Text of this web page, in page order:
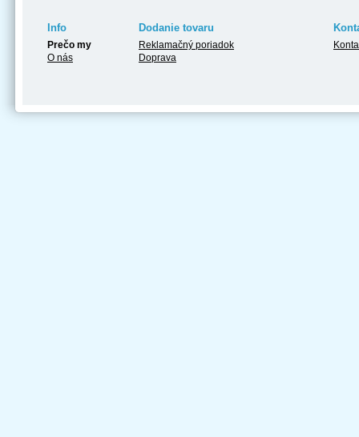
Info Dodanie tovaru
Prečo my
O nás
Reklamačný poriadok
Doprava